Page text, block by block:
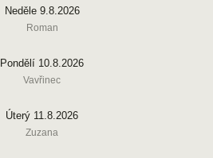
Neděle 9.8.2026
Roman
Pondělí 10.8.2026
Vavřinec
Úterý 11.8.2026
Zuzana